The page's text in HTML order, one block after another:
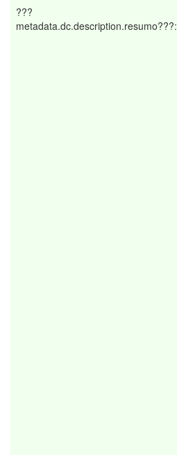
???
metadata.dc.description.resumo???: